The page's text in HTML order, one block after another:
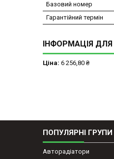
Базовий номер
Гарантійний термін
ІНФОРМАЦІЯ
Ціна: 6 256,80 ₴
ПОПУЛЯРНІ ГРУПИ
Авторадіатори